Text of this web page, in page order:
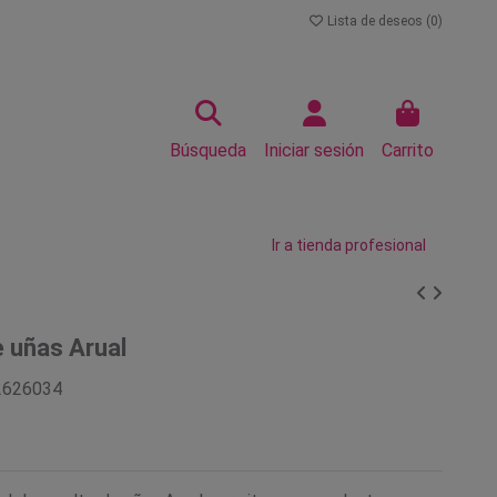
Lista de deseos (0)
Búsqueda Iniciar sesión Carrito
Ir a tienda profesional
uñas Arual